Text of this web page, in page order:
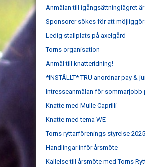
Anmälan till igångsättninglägret
Sponsorer sökes för att
Ledig stallplats på axelgård
Torns organisation
Anmäl till knatteridning!
*INSTÄLLT* TRU anordnar pay &
Intresseanmälan för sommarjobb
Knatte med Mulle Caprilli
Knatte med tema WE
Torns ryttarförenings styrelse 2025
Handlingar inför årsmöte
Kallelse till årsmöte med Torns